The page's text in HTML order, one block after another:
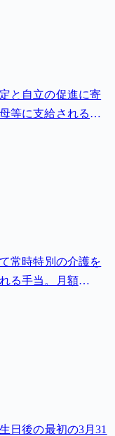
と自立の促進に寄
等に支給される手
常時特別の介護を
る手当。月額
日後の最初の3月31